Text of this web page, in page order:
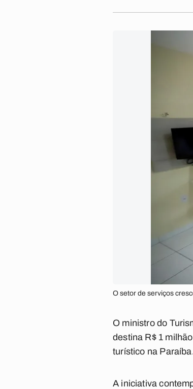
O setor de serviços
O ministro do
destina R$ 1
turístico na
A iniciativa